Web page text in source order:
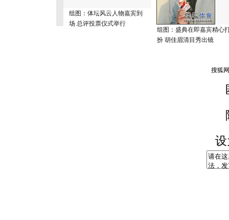
组图：体坛风云人物嘉宾到
场 总评投票仪式举行
组图：盛典在即嘉宾精心
扮 胡佳眉清目秀出镜